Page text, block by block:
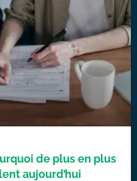
de plus en plus
aujourd’hui